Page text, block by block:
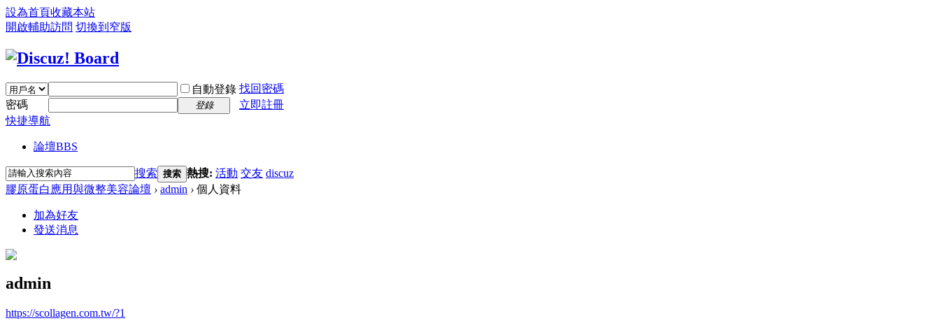
設為首頁收藏本站
開啟輔助訪問 切換到窄版
自動登錄 找回密碼
密碼
登錄
立即註冊
快捷導航
論壇BBS
搜索 搜索 熱搜: 活動 交友 discuz
膠原蛋白應用與微整美容論壇 › admin › 個人資料
加為好友
發送消息
admin
https://scollagen.com.tw/?1